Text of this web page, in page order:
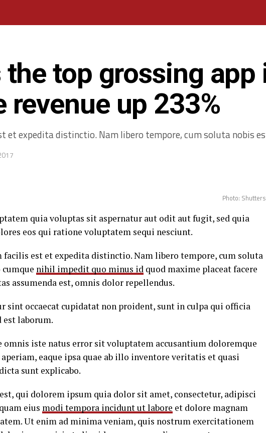
top grossing app
up 233%
et expedita distinctio. Nam libero tempore, cum soluta nobis
Photo:
quia voluptas sit aspernatur aut odit aut fugit, sed quia
eos qui ratione voluptatem sequi nesciunt.
facilis est et expedita distinctio. Nam libero tempore, cum soluta
nihil impedit quo minus id quod maxime placeat facere
assumenda est, omnis dolor repellendus.
sint occaecat cupidatat non proident, sunt in culpa qui officia
laborum.
omnis iste natus error sit voluptatem accusantium doloremque
eaque ipsa quae ab illo inventore veritatis et quasi
sunt explicabo.
qui dolorem ipsum quia dolor sit amet, consectetur, adipisci
eius modi tempora incidunt ut labore et dolore magnam
Ut enim ad minima veniam, quis nostrum exercitationem